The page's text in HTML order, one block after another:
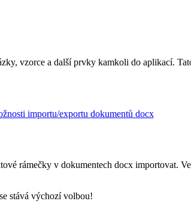
vzorce a další prvky kamkoli do aplikací.
importu/exportu dokumentů docx
rámečky v dokumentech docx importovat.
stává výchozí volbou!